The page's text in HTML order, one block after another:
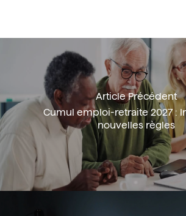
Article Précédent
Cumul emploi-retraite 2027 :
nouvelles règles